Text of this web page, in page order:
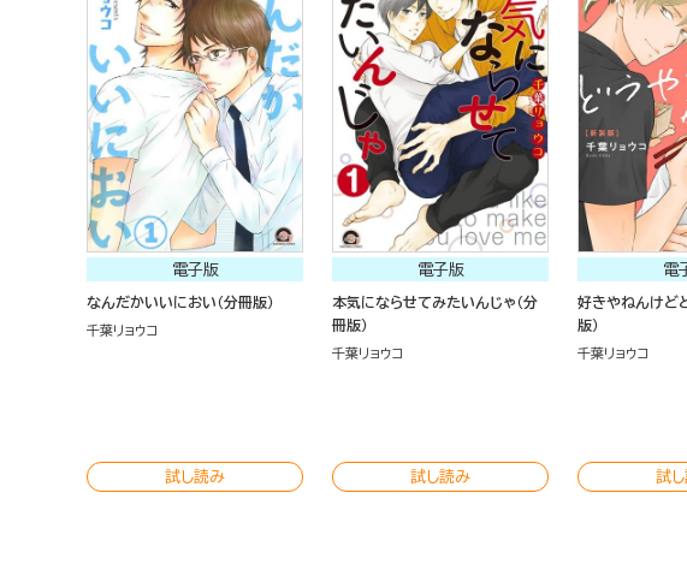
電子版
なんだかいいにおい（分冊版）
千葉リョウコ
試し読み
電子版
本気にならせてみたいんじゃ（分
冊版）
千葉リョウコ
試し読み
電
好きやねんけど
版）
千葉リョウコ
試